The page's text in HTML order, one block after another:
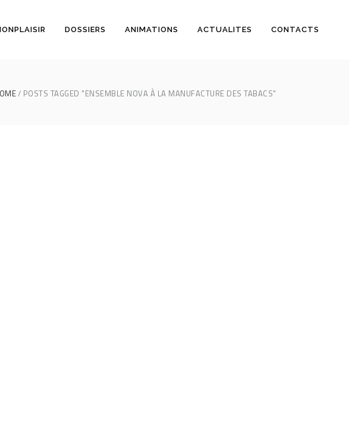
DOSSIERS ANIMATIONS ACTUALITES CONTACTS
POSTS TAGGED "ENSEMBLE NOVA À LA MANUFACTURE DES TABACS"